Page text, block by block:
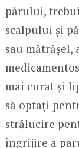
părului,
scalpului și
sau
mai curat și
să optați
strălucire
îngrijire a